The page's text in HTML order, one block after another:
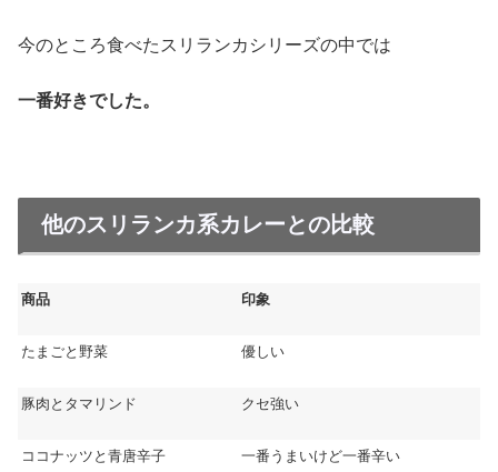
今のところ食べたスリランカシリーズの中では
一番好きでした。
他のスリランカ系カレーとの比較
商品 印象
たまごと野菜 優しい
豚肉とタマリンド クセ強い
ココナッツと青唐辛子 一番うまいけど一番辛い